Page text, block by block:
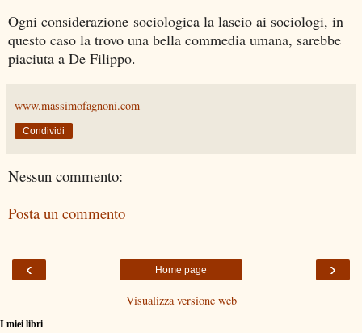
Ogni considerazione sociologica la lascio ai sociologi, in
questo caso la trovo una bella commedia umana, sarebbe
piaciuta a De Filippo.
www.massimofagnoni.com
Condividi
Nessun commento:
Posta un commento
‹ ›
Home page
Visualizza versione web
I miei libri